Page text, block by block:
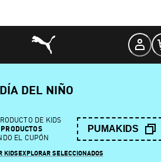
DÍA DEL NIÑO
DE KIDS
EL CUPÓN
PUMAKIDS
KIDSEXPLORAR SELECCIONADOS